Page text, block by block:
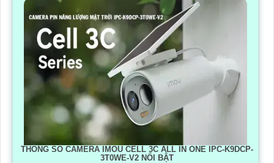
THÔNG SỐ CAMERA IMOU CELL 3C ALL IN ONE IPC-K9DCP-
3T0WE-V2 NỔI BẬT